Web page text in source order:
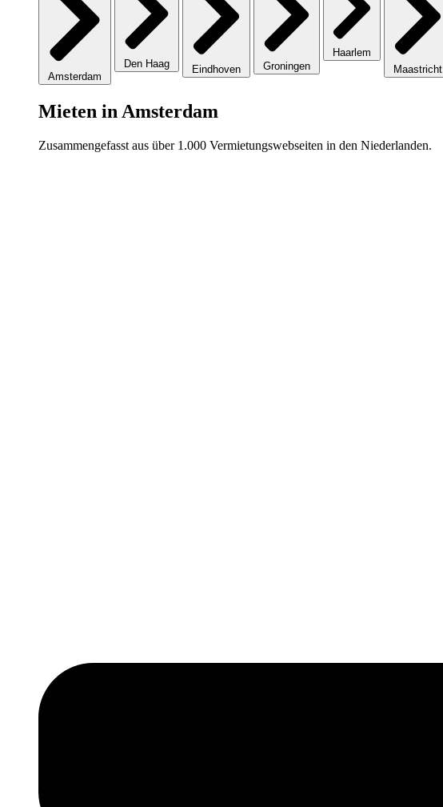
Amsterdam
Den Haag Eindhoven Groningen
Haarlem
Maastricht
Mieten in Amsterdam
Zusammengefasst aus über 1.000 Vermietungswebseiten in den Niederlanden.